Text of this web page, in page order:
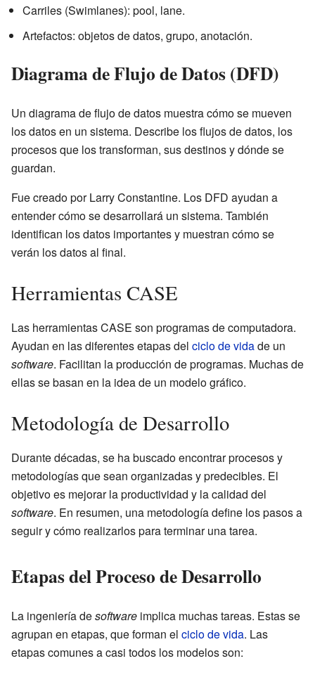
Carriles (Swimlanes): pool, lane.
Artefactos: objetos de datos, grupo, anotación.
Diagrama de Flujo de Datos (DFD)
Un diagrama de flujo de datos muestra cómo se mueven
los datos en un sistema. Describe los flujos de datos, los
procesos que los transforman, sus destinos y dónde se
guardan.
Fue creado por Larry Constantine. Los DFD ayudan a
entender cómo se desarrollará un sistema. También
identifican los datos importantes y muestran cómo se
verán los datos al final.
Herramientas CASE
Las herramientas CASE son programas de computadora.
Ayudan en las diferentes etapas del ciclo de vidade un
software. Facilitan la producción de programas. Muchas de
ellas se basan en la idea de un modelo gráfico.
Metodología de Desarrollo
Durante décadas, se ha buscado encontrar procesos y
metodologías que sean organizadas y predecibles. El
objetivo es mejorar la productividad y la calidad del
software. En resumen, una metodología define los pasos a
seguir y cómo realizarlos para terminar una tarea.
Etapas del Proceso de Desarrollo
La ingeniería desoftware implica muchas tareas. Estas se
agrupan en etapas, que forman el ciclo de vida. Las
etapas comunes a casi todos los modelos son: